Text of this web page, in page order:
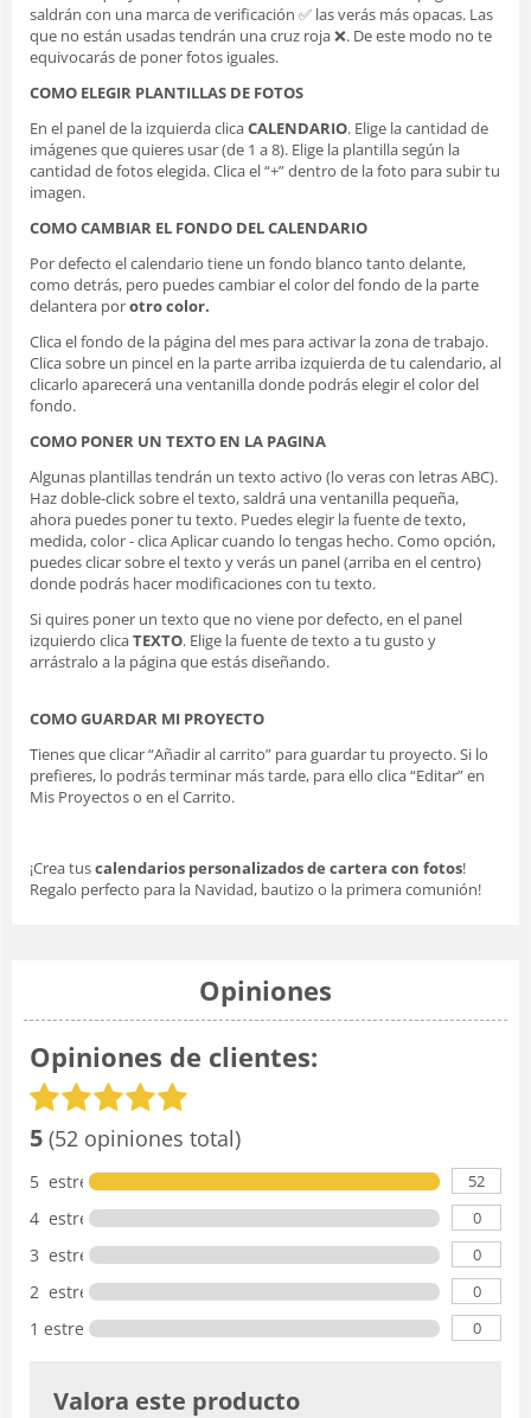
saldrán con una marca de verificación ✅ las verás más opacas. Las
que no están usadas tendrán una cruz roja ❌. De este modo no te
equivocarás de poner fotos iguales.
COMO ELEGIR PLANTILLAS DE FOTOS
En el panel de la izquierda clicaCALENDARIO. Elige la cantidad de
imágenes que quieres usar (de 1 a 8). Elige la plantilla según la
cantidad de fotos elegida. Clica el “+” dentro de la foto para subir tu
imagen.
COMO CAMBIAR EL FONDO DEL CALENDARIO
Por defecto el calendario tiene un fondo blanco tanto delante,
como detrás, pero puedes cambiar el color del fondo de la parte
delantera porotrocolor.
Clica el fondo de la página del mes para activar la zona de trabajo.
Clica sobre un pincel en la parte arriba izquierda de tu calendario, al
clicarlo aparecerá una ventanilla donde podrás elegir el color del
fondo.
COMO PONER UN TEXTO EN LA PAGINA
Algunas plantillas tendrán un texto activo (lo veras con letras ABC).
Haz doble-click sobre el texto, saldrá una ventanilla pequeña,
ahora puedes poner tu texto. Puedes elegir la fuente de texto,
medida, color - clica Aplicar cuando lo tengas hecho. Como opción,
puedes clicar sobre el texto y verás un panel (arriba en el centro)
donde podrás hacer modificaciones con tu texto.
Si quires poner un texto que no viene por defecto, en el panel
izquierdo clicaTEXTO. Elige la fuente de texto a tu gusto y
arrástralo a la página que estás diseñando.
COMO GUARDAR MI PROYECTO
Tienes que clicar “Añadir al carrito” para guardar tu proyecto. Si lo
prefieres, lo podrás terminar más tarde, para ello clica “Editar” en
Mis Proyectos o en el Carrito.
¡Crea tuscalendarios personalizados de cartera con fotos!
Regalo perfecto para la Navidad, bautizo o la primera comunión!
Opiniones
Opiniones de clientes:
5 (52 opiniones total)
5 estrellas 52
4 estrellas 0
3 estrellas 0
2 estrellas 0
1 estrella 0
Valora este producto